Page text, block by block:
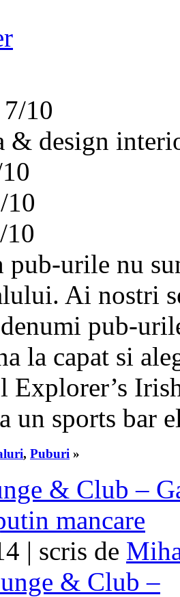
10
& design
10
pub-urile nu
Ai nostri
pub-
la capat si
Explorer’s
un sports bar
, Puburi »
& Club –
mancare
| scris de